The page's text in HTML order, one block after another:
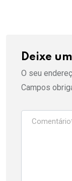
Deixe
O seu
Campos